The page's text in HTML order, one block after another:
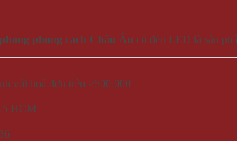
phong cách Châu Âu có đèn LED là sản
với hoá đơn trên >500.000
HCM